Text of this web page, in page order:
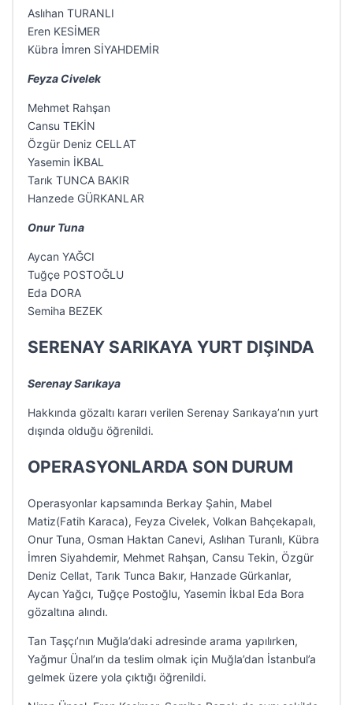
Aslıhan TURANLI
Eren KESİMER
Kübra İmren SİYAHDEMİR
Feyza Civelek
Mehmet Rahşan
Cansu TEKİN
Özgür Deniz CELLAT
Yasemin İKBAL
Tarık TUNCA BAKIR
Hanzede GÜRKANLAR
Onur Tuna
Aycan YAĞCI
Tuğçe POSTOĞLU
Eda DORA
Semiha BEZEK
SERENAY SARIKAYA YURT DIŞINDA
Serenay Sarıkaya
Hakkında gözaltı kararı verilen Serenay Sarıkaya’nın yurt
dışında olduğu öğrenildi.
OPERASYONLARDA SON DURUM
Operasyonlar kapsamında Berkay Şahin, Mabel
Matiz(Fatih Karaca), Feyza Civelek, Volkan Bahçekapalı,
Onur Tuna, Osman Haktan Canevi, Aslıhan Turanlı, Kübra
İmren Siyahdemir, Mehmet Rahşan, Cansu Tekin, Özgür
Deniz Cellat, Tarık Tunca Bakır, Hanzade Gürkanlar,
Aycan Yağcı, Tuğçe Postoğlu, Yasemin İkbal Eda Bora
gözaltına alındı.
Tan Taşçı’nın Muğla’daki adresinde arama yapılırken,
Yağmur Ünal’ın da teslim olmak için Muğla’dan İstanbul’a
gelmek üzere yola çıktığı öğrenildi.